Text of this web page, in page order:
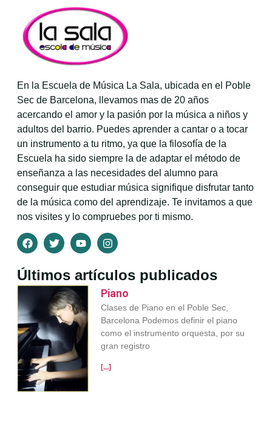
En la Escuela de Música La Sala, ubicada en el Poble
Sec de Barcelona, llevamos mas de 20 años
acercando el amor y la pasión por la música a niños y
adultos del barrio. Puedes aprender a cantar o a tocar
un instrumento a tu ritmo, ya que la filosofía de la
Escuela ha sido siempre la de adaptar el método de
enseñanza a las necesidades del alumno para
conseguir que estudiar música signifique disfrutar tanto
de la música como del aprendizaje. Te invitamos a que
nos visites y lo compruebes por ti mismo.
Últimos artículos publicados
Piano
Clases de Piano en el Poble Sec,
Barcelona Podemos definir el piano
como el instrumento orquesta, por su
gran registro
[...]